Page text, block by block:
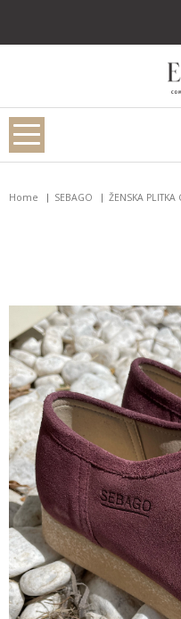
Home SEBAGO ŽENSKA